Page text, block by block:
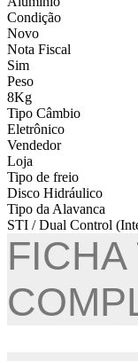
Condição
Novo
Nota Fiscal
Sim
Peso
8Kg
Tipo Câmbio
Eletrônico
Vendedor
Loja
Tipo de freio
Disco Hidráulico
Tipo da Alavanca
STI / Dual Control